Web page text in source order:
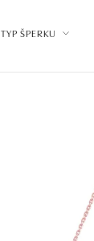
TYP ŠPERKU